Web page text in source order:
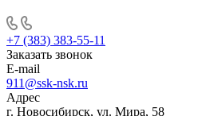
+7 (383) 383-55-11
Заказать звонок
E-mail
911@ssk-nsk.ru
Адрес
г. Новосибирск, ул. Мира, 58